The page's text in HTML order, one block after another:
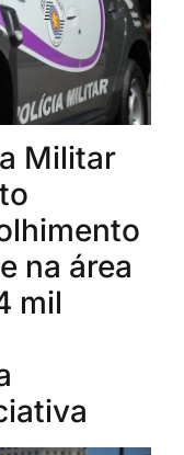
Militar
na área
mil